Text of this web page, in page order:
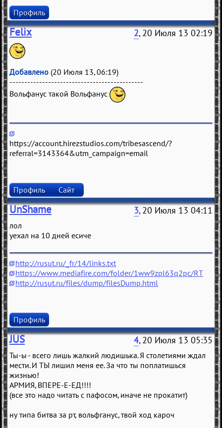
Профиль
Felix 2, 20 Июля 13 02:19
Добавлено (20 Июля 13, 06:19)
---------------------------------------------
Вольфанус такой Вольфанус
https://account.hirezstudios.com/tribesascend/?
referral=3143364&utm_campaign=email
Профиль Сайт
UnShame 3, 20 Июля 13 04:11
лол
уехал на 10 дней есиче
http://rusut.ru/_fr/14/links.txt
https://www.mediafire.com/folder/1ww9zpl63q2pc/RT
http://rusut.ru/files/dump/filesDump.html
Профиль
JUS 4, 20 Июля 13 05:35
Ты-ы - всего лишь жалкий людишька. Я столетиями ждал
мести. И ТЫ лишил меня ее. За что ты поплатишься
жизнью!
АРМИЯ, ВПЕРЕ-Е-ЕД!!!!
(все это надо читать с пафосом, иначе не прокатит)
ну типа битва за рт, вольфганус, твой ход кароч